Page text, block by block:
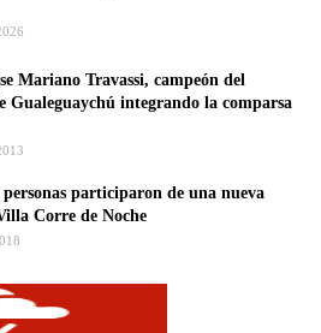
Mariano Travassi, campeón del
Gualeguaychú integrando la comparsa
personas participaron de una nueva
Corre de Noche